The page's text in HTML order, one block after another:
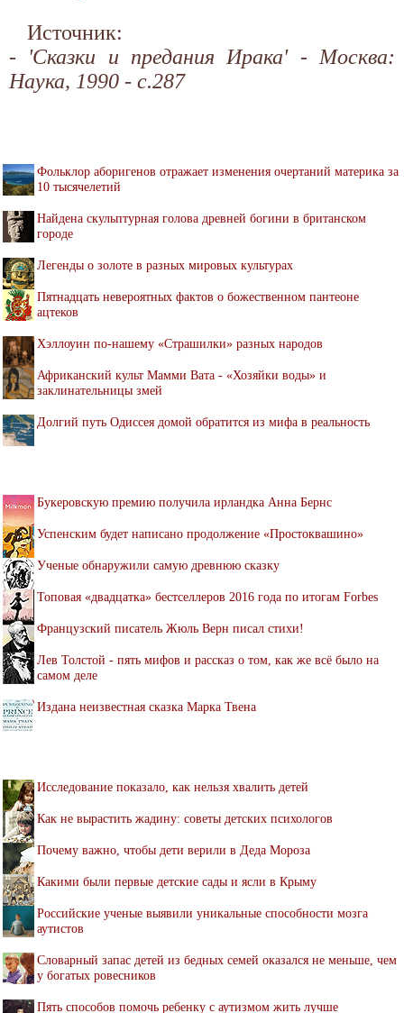
Источник:
- 'Сказки и предания Ирака' - Москва:
Наука, 1990 - с.287
Фольклор аборигенов отражает изменения очертаний материка за
10 тысячелетий
Найдена скульптурная голова древней богини в британском
городе
Легенды о золоте в разных мировых культурах
Пятнадцать невероятных фактов о божественном пантеоне
ацтеков
Хэллоуин по-нашему «Страшилки» разных народов
Африканский культ Мамми Вата - «Хозяйки воды» и
заклинательницы змей
Долгий путь Одиссея домой обратится из мифа в реальность
Букеровскую премию получила ирландка Анна Бернс
Успенским будет написано продолжение «Простоквашино»
Ученые обнаружили самую древнюю сказку
Топовая «двадцатка» бестселлеров 2016 года по итогам Forbes
Французский писатель Жюль Верн писал стихи!
Лев Толстой - пять мифов и рассказ о том, как же всё было на
самом деле
Издана неизвестная сказка Марка Твена
Исследование показало, как нельзя хвалить детей
Как не вырастить жадину: советы детских психологов
Почему важно, чтобы дети верили в Деда Мороза
Какими были первые детские сады и ясли в Крыму
Российские ученые выявили уникальные способности мозга
аутистов
Словарный запас детей из бедных семей оказался не меньше, чем
у богатых ровесников
Пять способов помочь ребенку с аутизмом жить лучше